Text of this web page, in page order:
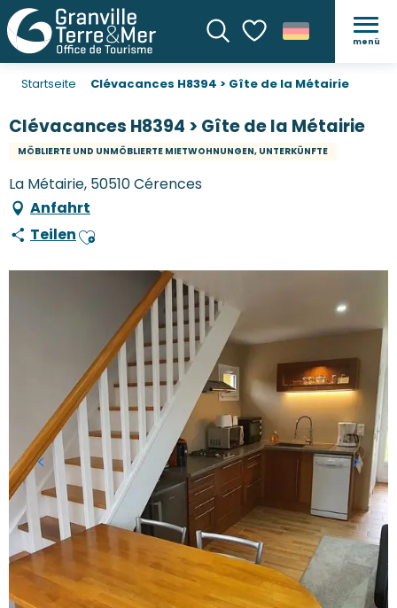
SucheVoir les favoris
menü
Startseite Clévacances H8394 > Gîte de la Métairie
Clévacances H8394 > Gîte de la Métairie
MÖBLIERTE UND UNMÖBLIERTE MIETWOHNUNGEN, UNTERKÜNFTE
La Métairie, 50510 Cérences
Anfahrt
TeilenAjouter aux favoris